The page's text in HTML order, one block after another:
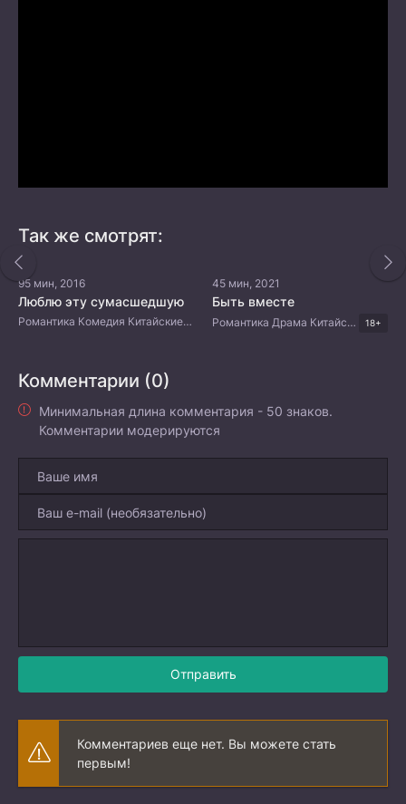
Так же смотрят:
95 мин, 2016
Люблю эту сумасшедшую
Романтика Комедия Китайские дорамы
45 мин, 2021
Быть вместе
Романтика Драма Китайские дорамы 18+
Комментарии (0)
Минимальная длина комментария - 50 знаков.
Комментарии модерируются
Отправить
Комментариев еще нет. Вы можете стать
первым!